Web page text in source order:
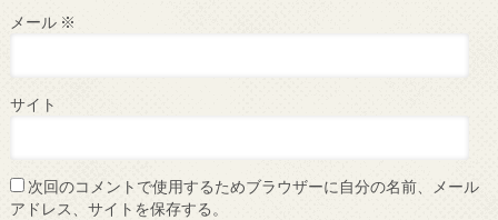
メール ※
サイト
次回のコメントで使用するためブラウザーに自分の名前、メール
アドレス、サイトを保存する。